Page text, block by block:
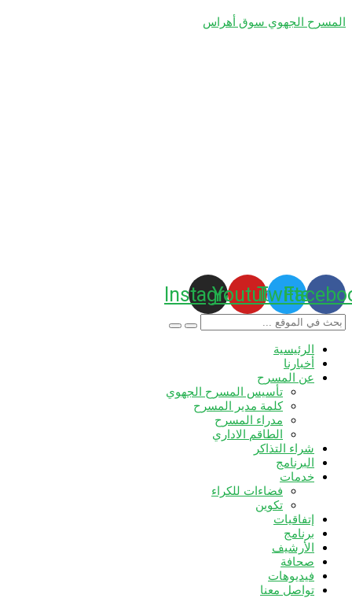
المسرح الجهوي سوق أهراس
Twitter
Youtube
Instagram
الرئيسية
أخبارنا
عن المسرح
تأسيس المسرح الجهوي
كلمة مدير المسرح
مدراء المسرح
الطاقم الاداري
شراء التذاكر
البرنامج
خدمات
فضاءات للكراء
تكوين
إتفاقيات
برنامج
الأرشيف
صحافة
فيديوهات
تواصل معنا